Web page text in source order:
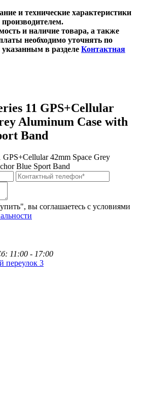
и технические характеристики
и наличие товара, а также
необходимо уточнять по
в разделе Контактная
11 GPS+Cellular
Aluminum Case with
Band
вы соглашаетесь с условиями
11:00 - 17:00
переулок 3